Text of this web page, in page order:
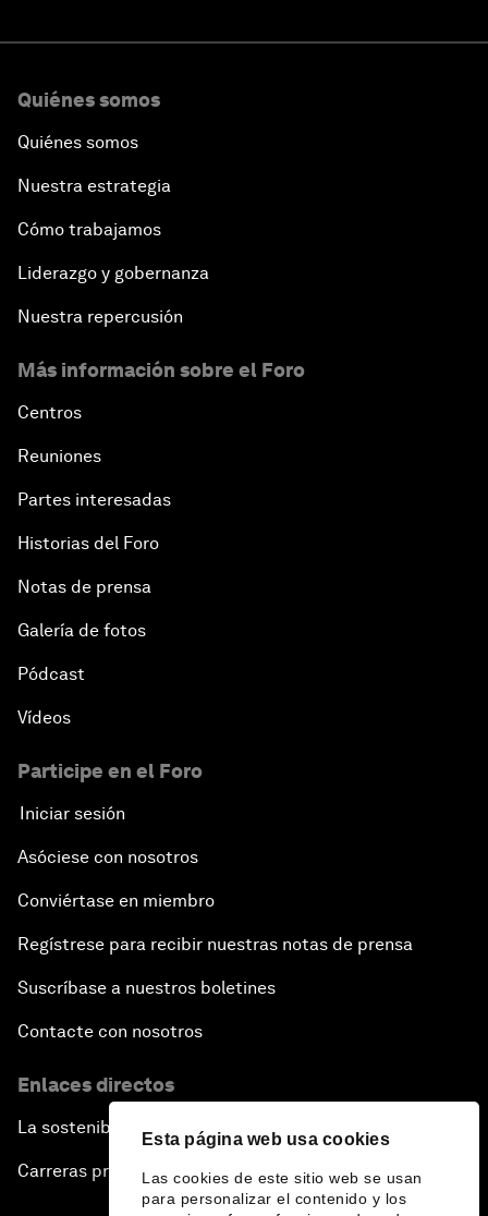
Esta página web usa cookies
Las cookies de este sitio web se usan
para personalizar el contenido y los
Quiénes somos
Quiénes somos
Nuestra estrategia
Cómo trabajamos
Liderazgo y gobernanza
Nuestra repercusión
Más información sobre el Foro
Centros
Reuniones
Partes interesadas
Historias del Foro
Notas de prensa
Galería de fotos
Pódcast
Vídeos
Participe en el Foro
Iniciar sesión
Asóciese con nosotros
Conviértase en miembro
Regístrese para recibir nuestras notas de prensa
Suscríbase a nuestros boletines
Contacte con nosotros
Enlaces directos
La sostenibilidad en el Foro
Carreras profesionales